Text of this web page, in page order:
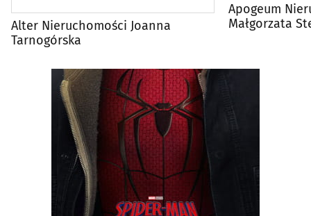
Alter Nieruchomości Joanna
Tarnogórska
Apogeum
Małgorzata